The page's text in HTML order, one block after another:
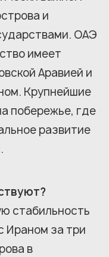
и
ОАЭ
имеет
Аравией и
Крупнейшие
побережье, где
развитие
стабильность
Ираном за три
в